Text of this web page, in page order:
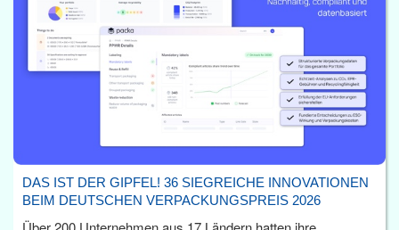
DAS IST DER GIPFEL! 36 SIEGREICHE INNOVATIONEN
BEIM DEUTSCHEN VERPACKUNGSPREIS 2026